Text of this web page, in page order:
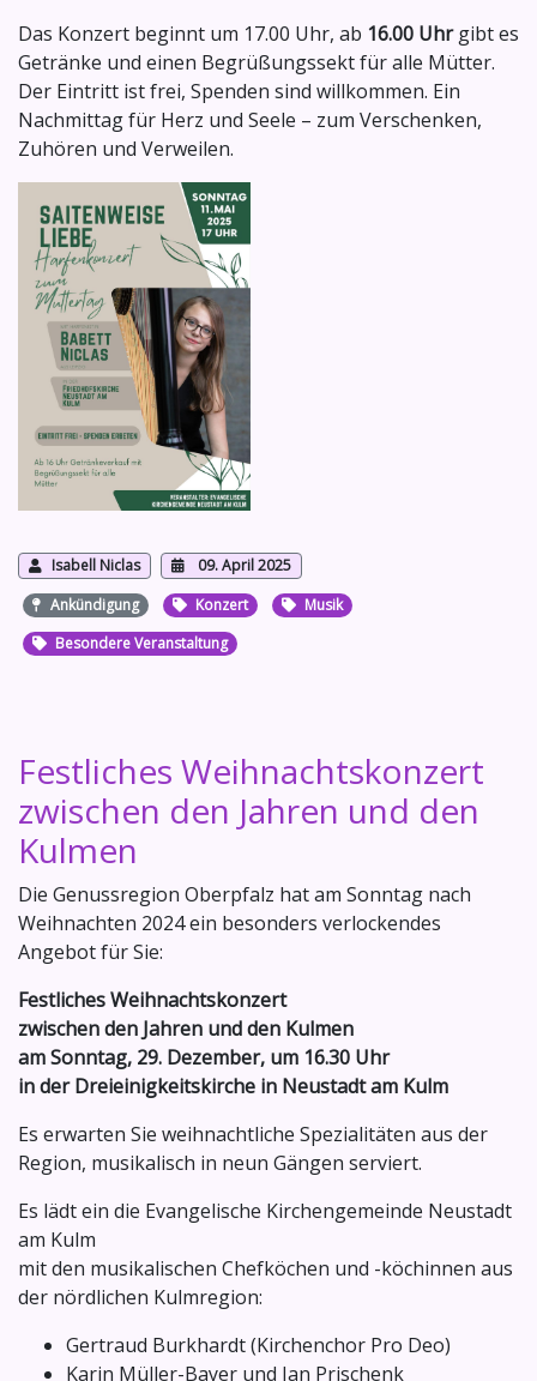
Das Konzert beginnt um 17.00 Uhr, ab 16.00 Uhrgibt es
Getränke und einen Begrüßungssekt für alle Mütter.
Der Eintritt ist frei, Spenden sind willkommen. Ein
Nachmittag für Herz und Seele – zum Verschenken,
Zuhören und Verweilen.
Isabell Niclas
09. April 2025
Ankündigung
Konzert
Musik
Besondere Veranstaltung
Festliches Weihnachtskonzert
zwischen den Jahren und den
Kulmen
Die Genussregion Oberpfalz hat am Sonntag nach
Weihnachten 2024 ein besonders verlockendes
Angebot für Sie:
Festliches Weihnachtskonzert
zwischen den Jahren und den Kulmen
am Sonntag, 29. Dezember, um 16.30 Uhr
in der Dreieinigkeitskirche in Neustadt am Kulm
Es erwarten Sie weihnachtliche Spezialitäten aus der
Region, musikalisch in neun Gängen serviert.
Es lädt ein die Evangelische Kirchengemeinde Neustadt
am Kulm
mit den musikalischen Chefköchen und -köchinnen aus
der nördlichen Kulmregion:
Gertraud Burkhardt (Kirchenchor Pro Deo)
Karin Müller-Bayer und Jan Prischenk